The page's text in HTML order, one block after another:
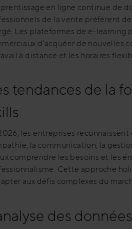
en ligne continue de
de la vente préfèrent
Les plateformes de e-
d’acquérir de
à distance et les horaires
tendances de la
les entreprises
la communication, la
comprendre les besoins et les
Cette approche
aux défis complexes du
des